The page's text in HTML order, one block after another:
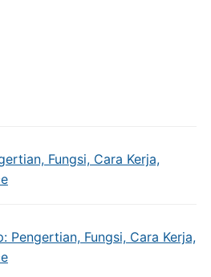
Fungsi, Cara Kerja,
Pengertian, Fungsi, Cara Kerja,